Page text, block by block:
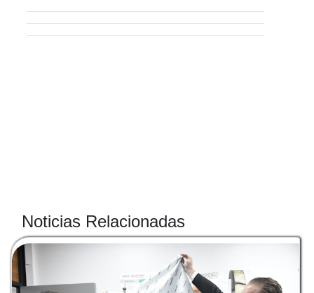
Noticias Relacionadas